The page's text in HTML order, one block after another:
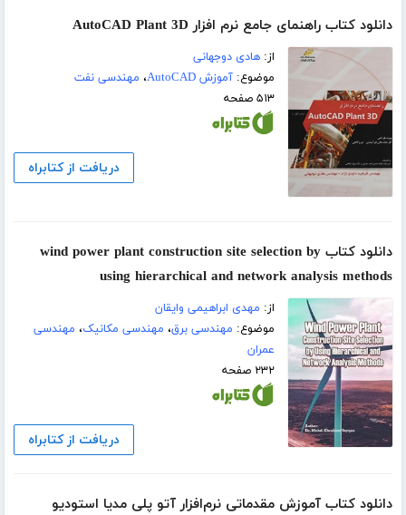
دانلود کتاب راهنمای جامع نرم افزار AutoCAD Plant 3D
از:هادی دوجهانی
موضوع:آموزش AutoCAD ، مهندسی نفت
۵۱۳ صفحه
دریافت از کتابراه
دانلود کتاب wind power plant construction site selection by
using hierarchical and network analysis methods
از: مهدی ابراهیمی وایقان
موضوع: مهندسی برق، مهندسی مکانیک، مهندسی
عمران
۲۳۲ صفحه
دریافت از کتابراه
دانلود کتاب آموزش مقدماتی نرم‌افزار آتو پلی مدیا استودیو